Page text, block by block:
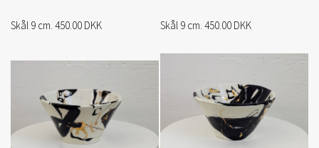
Skål 9 cm. 450.00 DKK Skål 9 cm. 450.00 DKK